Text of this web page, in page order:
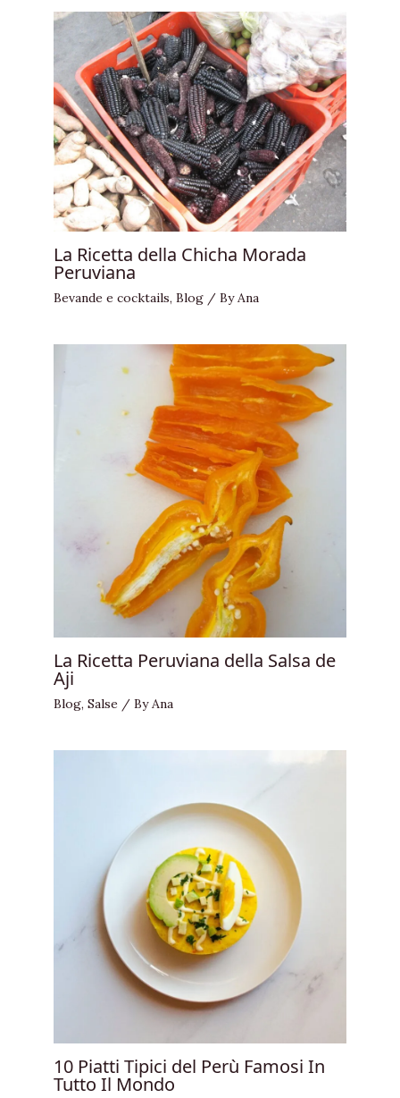
La Ricetta della Chicha Morada
Peruviana
Bevande e cocktails, Blog / ByAna
La Ricetta Peruviana della Salsa de
Aji
Blog, Salse / ByAna
10 Piatti Tipici del Perù Famosi In
Tutto Il Mondo